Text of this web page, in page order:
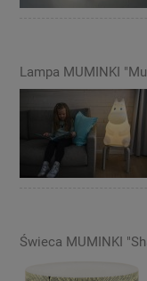
Lampa MUMINKI
Świeca MUMINKI